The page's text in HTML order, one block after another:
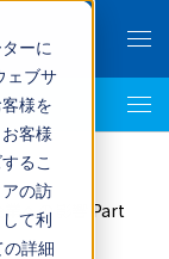
ーに
ェブサ
様を
客様
るこ
の訪
て利
詳細
への影響 Part